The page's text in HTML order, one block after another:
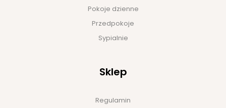
Pokoje dzienne
Przedpokoje
Sypialnie
Sklep
Regulamin